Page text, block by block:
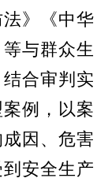
》《中华
与群众生
合审判实
例，以案
因、危害
安全生产